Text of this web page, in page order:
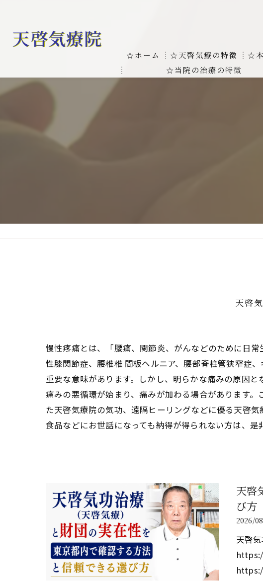
☆ホーム ☆天啓気療の特徴 ☆
☆当院の治療の特徴
心臓の疾患
腎臓は老廃物の排出を促す重要な臓器
天啓
慢性疼痛とは、「腰痛、関節炎、がんなどのために日
性膝関節症、腰椎椎 間板ヘルニア、腰部脊柱管狭窄症
重要な意味があります。しかし、明らかな痛みの原因
痛みの悪循環が始まり、痛みが加わる場合があります
た天啓気療院の気功、遠隔ヒーリングなどに優る天啓
食品などにお世話になっても納得が得られない方は、是
天啓
び方
2026/
天啓